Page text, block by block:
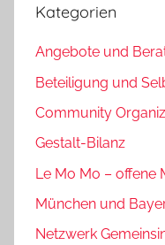
Kategorien
Angebote und
Beteiligung und
Community
Gestalt-Bilanz
Le Mo Mo – offene
München und
Netzwerk